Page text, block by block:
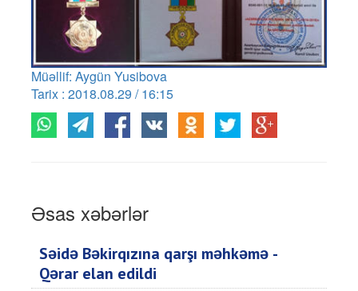
Müəllif: Aygün Yusibova
Tarix : 2018.08.29 / 16:15
Əsas xəbərlər
Səidə Bəkirqızına qarşı məhkəmə -
Qərar elan edildi